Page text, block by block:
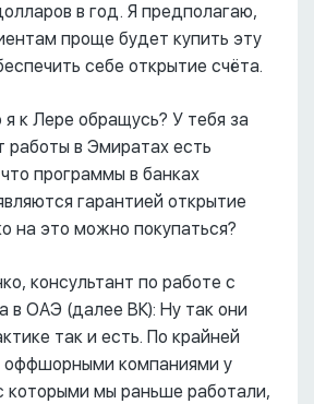
в год. Я предполагаю,
проще будет купить эту
себе открытие счёта.
к Лере обращусь? У тебя за
работы в Эмиратах есть
программы в банках
гарантией открытие
на это можно покупаться?
консультант по работе с
в ОАЭ (далее ВК): Ну так они
так и есть. По крайней
оффшорными компаниями у
которыми мы раньше работали,